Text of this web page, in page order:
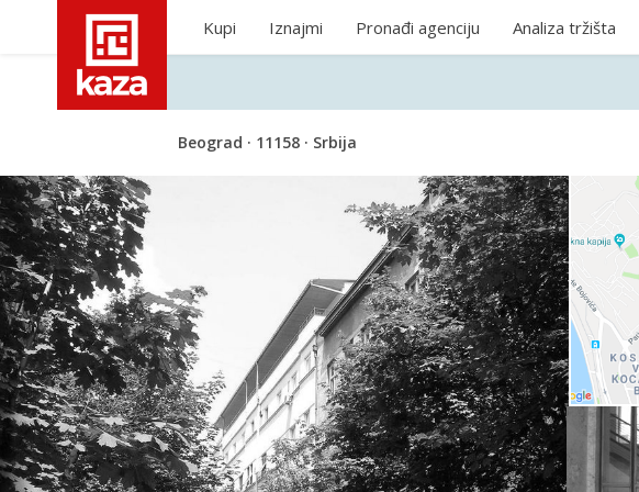
Kupi Iznajmi Pronađi agenciju Analiza tržišta
Beograd · 11158 · Srbija